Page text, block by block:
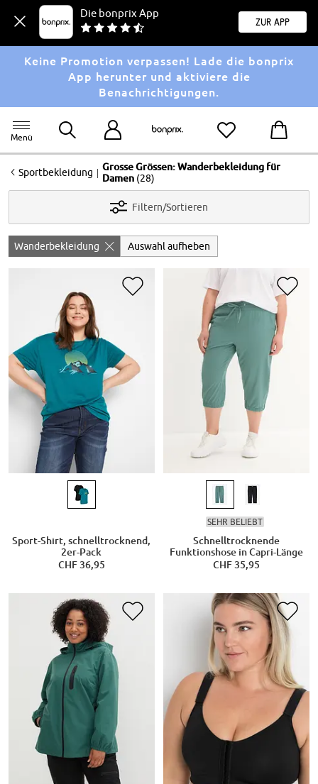
Die bonprix App
Zur App
Keine Promotion verpassen! Lade die bonprix
App herunter und aktiviere die
Benachrichtigungen.
Menü
<Sportbekleidung | Grosse Grössen: Wanderbekleidung für
Damen (28)
Filtern/Sortieren
Wanderbekleidung Auswahl aufheben
Sport-Shirt, schnelltrocknend,
2er-Pack
CHF 36,95
SEHR BELIEBT
Schnelltrocknende
Funktionshose in Capri-Länge
CHF 35,95